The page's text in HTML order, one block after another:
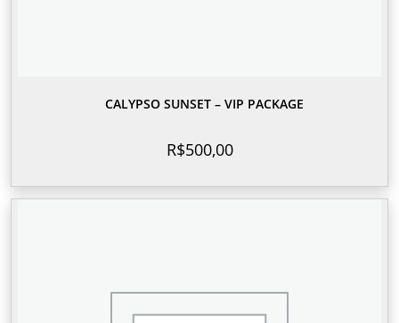
CALYPSO SUNSET – VIP PACKAGE
R$500,00